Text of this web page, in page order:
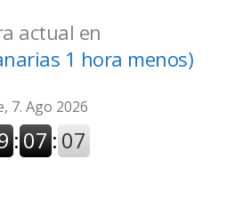
actual en
1 hora menos)